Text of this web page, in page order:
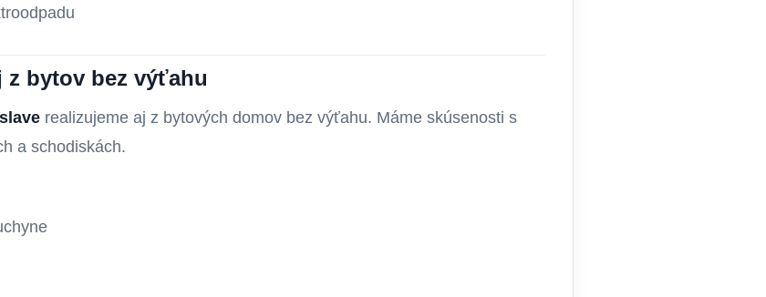
z bytov bez výťahu
realizujeme aj z bytových domov bez výťahu. Máme skúsenosti s
a schodiskách.